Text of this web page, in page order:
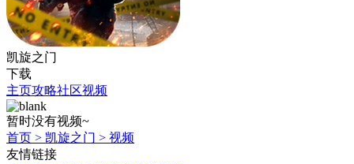
凯旋之门
下载
主页攻略社区视频
暂时没有视频~
首页 > 凯旋之门 > 视频
友情链接